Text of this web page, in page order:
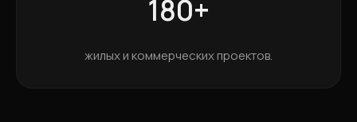
180+
жилых и коммерческих проектов.